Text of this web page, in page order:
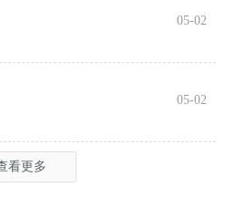
05-02
05-02
看更多